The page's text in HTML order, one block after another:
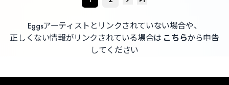
Eggsアーティストとリンクされていない場合や、
正しくない情報がリンクされている場合は こちらから申告
してください